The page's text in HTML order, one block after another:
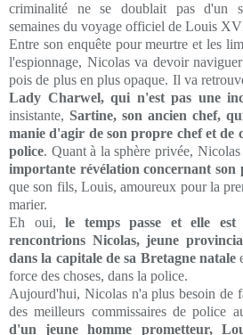
criminalité ne se doublait pas d'un
semaines du voyage officiel de Louis
Entre son enquête pour meurtre et les
l'espionnage, Nicolas va devoir
pois de plus en plus opaque. Il va
Lady Charwel, qui n'est pas une
insistante, Sartine, son ancien chef,
manie d'agir de son propre chef et de
police. Quant à la sphère privée,
importante révélation concernant son
que son fils, Louis, amoureux pour la
marier.
Eh oui,le temps passe et elle
rencontrions Nicolas, jeune
dans la capitale de sa Bretagne natale
force des choses, dans la police.
Aujourd'hui, Nicolas n'a plus besoin de
des meilleurs commissaires de police
d'un jeune homme prometteur,